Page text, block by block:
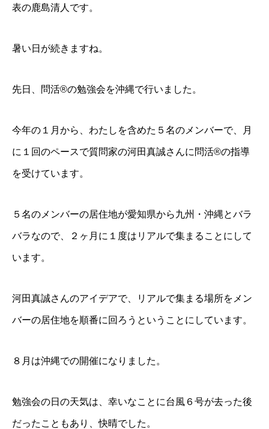
表の鹿島清人です。
暑い日が続きますね。
先日、問活®の勉強会を沖縄で行いました。
今年の１月から、わたしを含めた５名のメンバーで、月
に１回のペースで質問家の河田真誠さんに問活®の指導
を受けています。
５名のメンバーの居住地が愛知県から九州・沖縄とバラ
バラなので、２ヶ月に１度はリアルで集まることにして
います。
河田真誠さんのアイデアで、リアルで集まる場所をメン
バーの居住地を順番に回ろうということにしています。
８月は沖縄での開催になりました。
勉強会の日の天気は、幸いなことに台風６号が去った後
だったこともあり、快晴でした。